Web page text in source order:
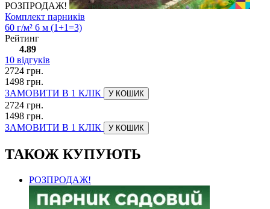
РОЗПРОДАЖ!
Комплект парників
60 г/м² 6 м (1+1=3)
Рейтинг
4.89
10 відгуків
2724 грн.
1498 грн.
ЗАМОВИТИ В 1 КЛІК
У КОШИК
2724 грн.
1498 грн.
ЗАМОВИТИ В 1 КЛІК
У КОШИК
ТАКОЖ КУПУЮТЬ
РОЗПРОДАЖ!